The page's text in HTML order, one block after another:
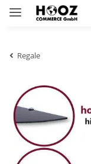
Regale